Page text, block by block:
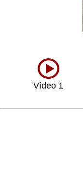
Vídeo 1